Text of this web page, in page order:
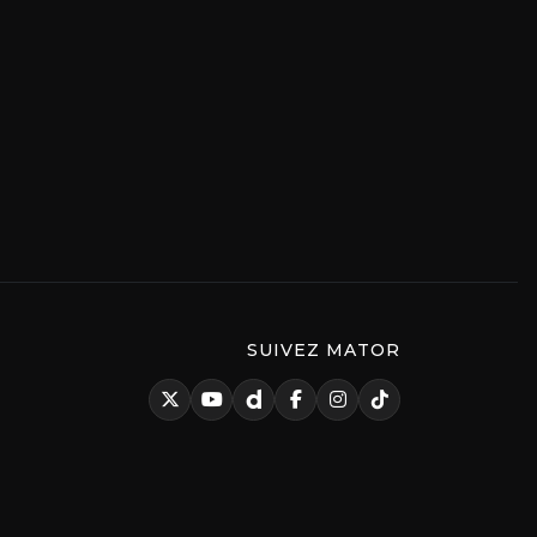
SUIVEZ MATOR